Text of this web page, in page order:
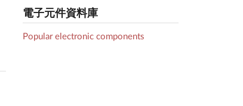
電子元件資料庫
Popular electronic components